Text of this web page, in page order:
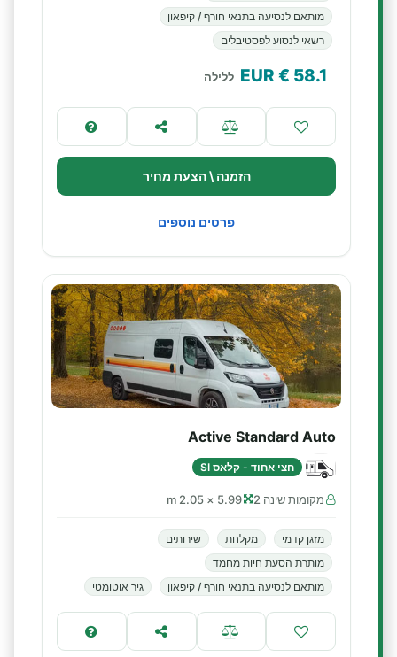
מותאם לנסיעה בתנאי חורף / קיפאון
רשאי לנסוע לפסטיבלים
58.1
€ EUR ללילה
הזמנה \ הצעת מחיר
פרטים נוספים
Active Standard Auto
חצי אחוד - קלאס SI
מקומות שינה 2 5.99 × 2.05 m
מזגן קדמי מקלחת
שירותים
מותרת הסעת חיות מחמד
מותאם לנסיעה בתנאי חורף / קיפאון
גיר אוטומטי